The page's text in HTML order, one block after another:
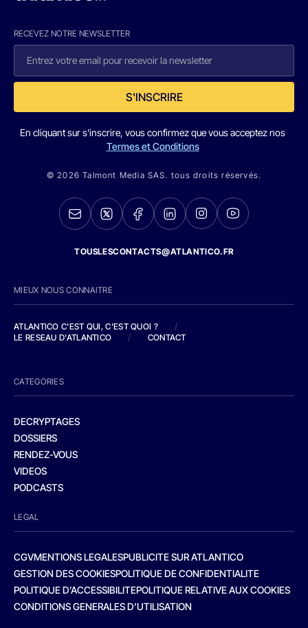
RECEVEZ NOTRE NEWSLETTER
S'INSCRIRE
En cliquant sur s'inscrire, vous confirmez que vous acceptez nos
Termes et Conditions
© 2026 Talmont Media SAS. tous droits réservés.
TOUSLESCONTACTS@ATLANTICO.FR
MIEUX NOUS CONNAITRE
ATLANTICO C'EST QUI, C'EST QUOI ?
/
LE RESEAU D'ATLANTICO
/ CONTACT
CATEGORIES
DECRYPTAGES
DOSSIERS
RENDEZ-VOUS
VIDEOS
PODCASTS
LEGAL
CGVMENTIONS LEGALESPUBLICITE SUR ATLANTICO
GESTION DES COOKIESPOLITIQUE DE CONFIDENTIALITE
POLITIQUE D’ACCESSIBILITEPOLITIQUE RELATIVE AUX COOKIES
CONDITIONS GENERALES D’UTILISATION